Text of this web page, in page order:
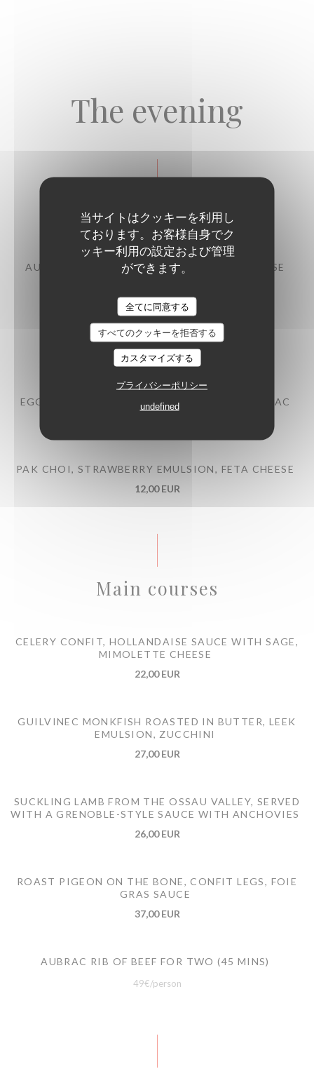
当サイトはクッキーを利用し
ております。お客様自身でク
ッキー利用の設定および管理
ができます。
全てに同意する
すべてのクッキーを拒否する
カスタマイズする
プライバシーポリシー
undefined
The evening
Starters
AUBERGINE, CHERMOULA, CHANKLICH CHEESE
BEEF TARTARE WITH MITMITA SPICES
13,00 EUR
EGG MAYONNAISE, POULTRY JUS WITH COGNAC
PAK CHOI, STRAWBERRY EMULSION, FETA CHEESE
12,00 EUR
Main courses
CELERY CONFIT, HOLLANDAISE SAUCE WITH SAGE,
MIMOLETTE CHEESE
22,00 EUR
GUILVINEC MONKFISH ROASTED IN BUTTER, LEEK
EMULSION, ZUCCHINI
27,00 EUR
SUCKLING LAMB FROM THE OSSAU VALLEY, SERVED
WITH A GRENOBLE-STYLE SAUCE WITH ANCHOVIES
26,00 EUR
ROAST PIGEON ON THE BONE, CONFIT LEGS, FOIE
GRAS SAUCE
37,00 EUR
AUBRAC RIB OF BEEF FOR TWO (45 MINS)
49€/person